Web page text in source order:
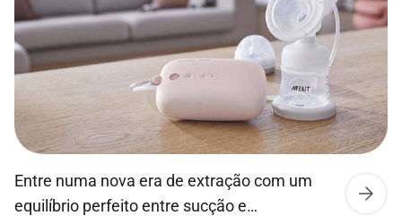
Entre numa nova era de extração com um
equilíbrio perfeito entre sucção e